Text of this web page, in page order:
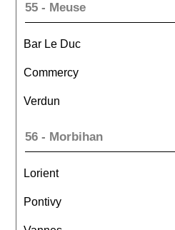
55 - Meuse
Bar Le Duc
Commercy
Verdun
56 - Morbihan
Lorient
Pontivy